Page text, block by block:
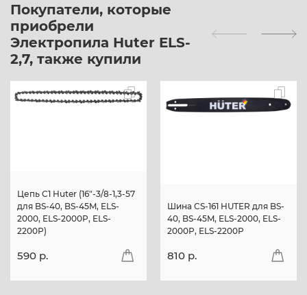
Покупатели, которые
приобрели
Электропила Huter ELS-
2,7, также купили
Цепь C1 Huter (16"-3/8-1,3-57
для BS-40, BS-45M, ELS-
2000, ELS-2000Р, ELS-
2200Р)
590 p.
Шина CS-161 HUTER для BS-
40, BS-45M, ELS-2000, ELS-
2000Р, ELS-2200Р
810 p.